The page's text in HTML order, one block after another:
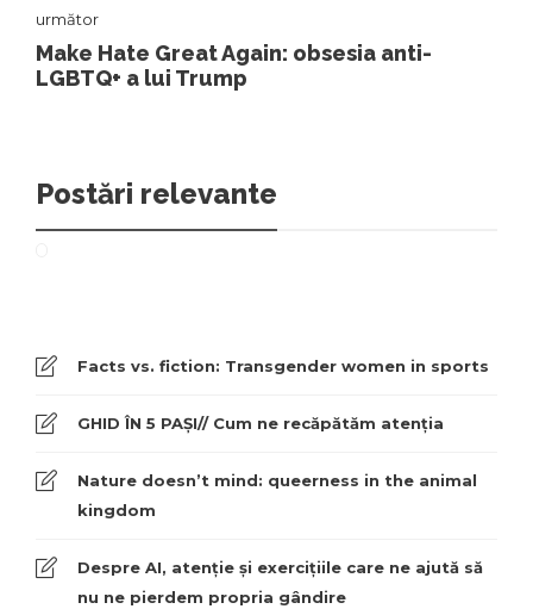
următor
Make Hate Great Again: obsesia anti-
LGBTQ+ a lui Trump
Postări relevante
Facts vs. fiction: Transgender women in sports
GHID ÎN 5 PAȘI// Cum ne recăpătăm atenția
Nature doesn’t mind: queerness in the animal
kingdom
Despre AI, atenție și exercițiile care ne ajută să
nu ne pierdem propria gândire